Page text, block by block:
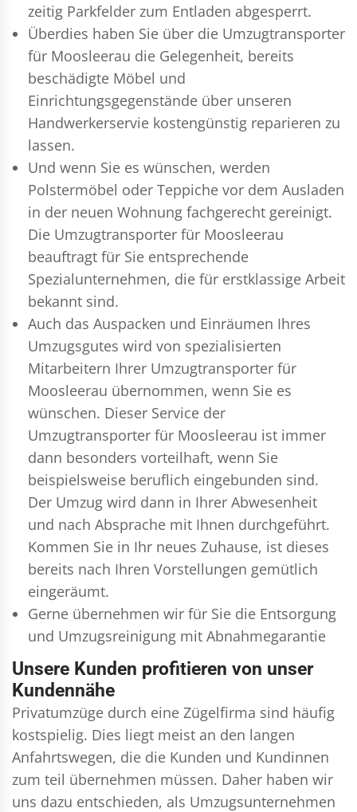
zeitig Parkfelder zum Entladen abgesperrt.
Überdies haben Sie über die Umzugtransporter
für Moosleerau die Gelegenheit, bereits
beschädigte Möbel und
Einrichtungsgegenstände über unseren
Handwerkerservie kostengünstig reparieren zu
lassen.
Und wenn Sie es wünschen, werden
Polstermöbel oder Teppiche vor dem Ausladen
in der neuen Wohnung fachgerecht gereinigt.
Die Umzugtransporter für Moosleerau
beauftragt für Sie entsprechende
Spezialunternehmen, die für erstklassige Arbeit
bekannt sind.
Auch das Auspacken und Einräumen Ihres
Umzugsgutes wird von spezialisierten
Mitarbeitern Ihrer Umzugtransporter für
Moosleerau übernommen, wenn Sie es
wünschen. Dieser Service der
Umzugtransporter für Moosleerau ist immer
dann besonders vorteilhaft, wenn Sie
beispielsweise beruflich eingebunden sind.
Der Umzug wird dann in Ihrer Abwesenheit
und nach Absprache mit Ihnen durchgeführt.
Kommen Sie in Ihr neues Zuhause, ist dieses
bereits nach Ihren Vorstellungen gemütlich
eingeräumt.
Gerne übernehmen wir für Sie die Entsorgung
und Umzugsreinigung mit Abnahmegarantie
Unsere Kunden profitieren von unser
Kundennähe
Privatumzüge durch eine Zügelfirma sind häufig
kostspielig. Dies liegt meist an den langen
Anfahrtswegen, die die Kunden und Kundinnen
zum teil übernehmen müssen. Daher haben wir
uns dazu entschieden, als Umzugsunternehmen